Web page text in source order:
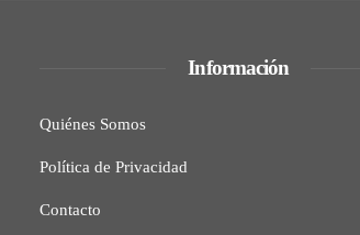
Información
Quiénes Somos
Política de Privacidad
Contacto